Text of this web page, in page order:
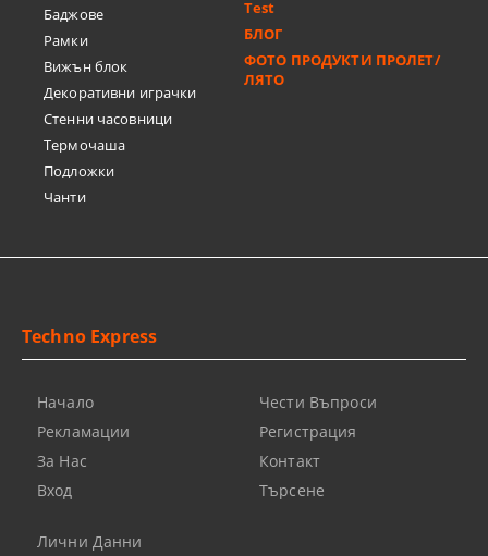
Баджове
Рамки
Вижън блок
Декоративни играчки
Стенни часовници
Термочашa
Подложки
Чанти
Test
БЛОГ
ФОТО ПРОДУКТИ ПРОЛЕТ/
ЛЯТО
Techno Express
Начало
Рекламации
За Нас
Вход
Чести Въпроси
Регистрация
Контакт
Търсене
Лични Данни